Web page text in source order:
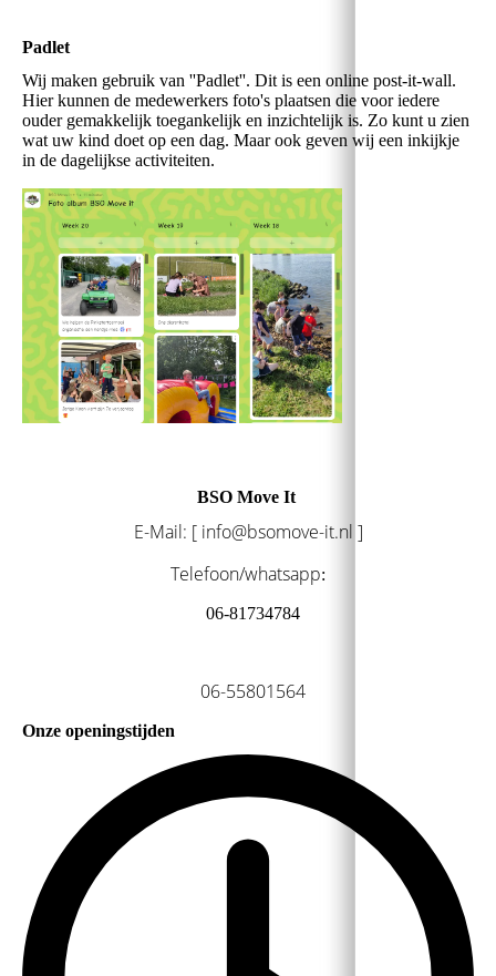
Padlet
Wij maken gebruik van ''Padlet''. Dit is een online post-it-wall.
Hier kunnen de medewerkers foto's plaatsen die voor iedere
ouder gemakkelijk toegankelijk en inzichtelijk is. Zo kunt u zien
wat uw kind doet op een dag. Maar ook geven wij een inkijkje
in de dagelijkse activiteiten.
BSO Move It
E-Mail: [ info@bsomove-it.nl ]
Telefoon/whatsapp:
06-81734784
06-55801564
Onze openingstijden